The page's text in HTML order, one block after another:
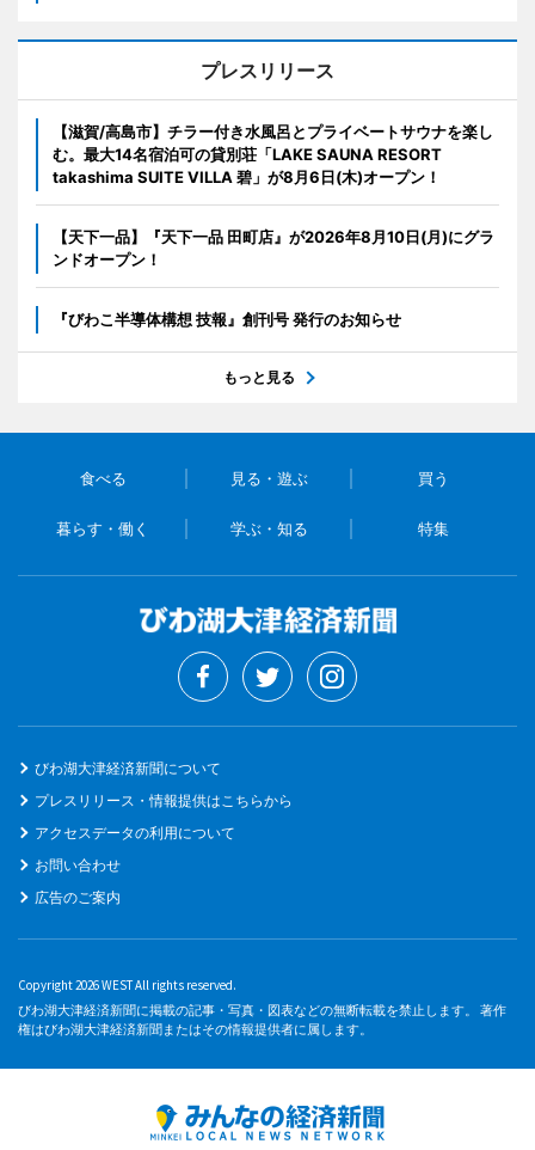
プレスリリース
【滋賀/高島市】チラー付き水風呂とプライベートサウナを楽し
む。最大14名宿泊可の貸別荘「LAKE SAUNA RESORT
takashima SUITE VILLA 碧」が8月6日(木)オープン！
【天下一品】『天下一品 田町店』が2026年8月10日(月)にグラ
ンドオープン！
『びわこ半導体構想 技報』創刊号 発行のお知らせ
もっと見る
食べる 見る・遊ぶ 買う
暮らす・働く 学ぶ・知る 特集
びわ湖大津経済新聞について
プレスリリース・情報提供はこちらから
アクセスデータの利用について
お問い合わせ
広告のご案内
Copyright 2026 WEST All rights reserved.
びわ湖大津経済新聞に掲載の記事・写真・図表などの無断転載を禁止します。 著作
権はびわ湖大津経済新聞またはその情報提供者に属します。